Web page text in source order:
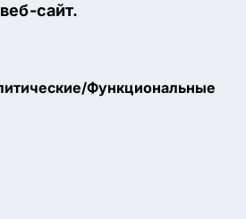
сайт.
Функциональные